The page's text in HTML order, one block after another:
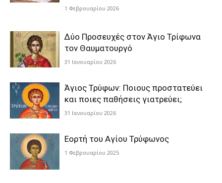
1 Φεβρουαρίου 2026
Δύο Προσευχές στον Άγιο Τρίφωνα
τον Θαυματουργό
31 Ιανουαρίου 2026
Άγιος Τρύφων: Ποιους προστατεύει
και ποιες παθήσεις γιατρεύει;
31 Ιανουαρίου 2026
Εορτή του Αγίου Τρύφωνος
1 Φεβρουαρίου 2025